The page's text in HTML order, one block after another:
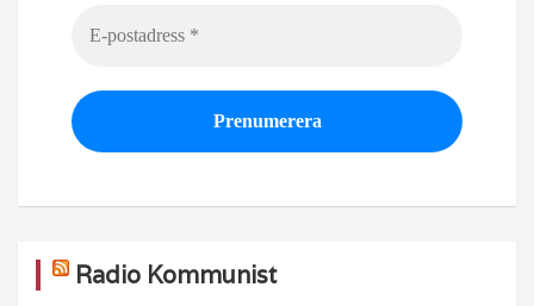
Radio Kommunist